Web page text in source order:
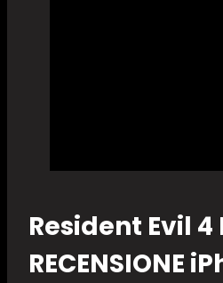
Resident Evil
RECENSIONE